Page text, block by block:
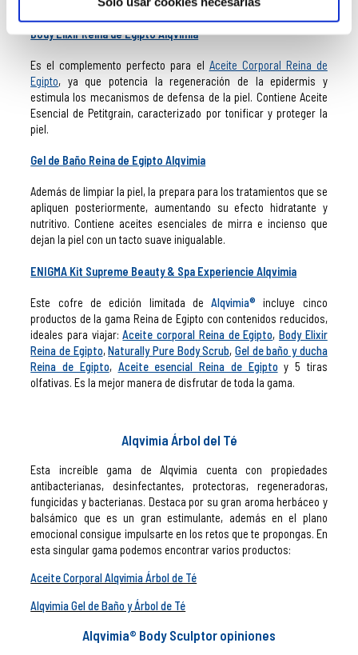
Body Elixir Reina de Egipto Alqvimia
Es el complemento perfecto para el Aceite Corporal Reina de
Egipto, ya que potencia la regeneración de la epidermis y
estimula los mecanismos de defensa de la piel. Contiene Aceite
Esencial de Petitgrain, caracterizado por tonificar y proteger la
piel.
Gel de Baño Reina de Egipto Alqvimia
Además de limpiar la piel, la prepara para los tratamientos que se
apliquen posteriormente, aumentando su efecto hidratante y
nutritivo. Contiene aceites esenciales de mirra e incienso que
dejan la piel con un tacto suave inigualable.
ENIGMA Kit Supreme Beauty & Spa Experiencie Alqvimia
Este cofre de edición limitada deAlqvimia® incluye cinco
productos de la gama Reina de Egipto con contenidos reducidos,
ideales para viajar:Aceite corporal Reina de Egipto,Body Elixir
Reina de Egipto,Naturally Pure Body Scrub,Gel de baño y ducha
Reina de Egipto, Aceite esencial Reina de Egipto y 5 tiras
olfativas. Es la mejor manera de disfrutar de toda la gama.
Alqvimia Árbol del Té
Esta increíble gama de Alqvimia cuenta con propiedades
antibacterianas, desinfectantes, protectoras, regeneradoras,
fungicidas y bacterianas. Destaca por su gran aroma herbáceo y
balsámico que es un gran estimulante, además en el plano
emocional consigue impulsarte en los retos que te propongas. En
esta singular gama podemos encontrar varios productos:
Aceite Corporal Alqvimia Árbol de Té
Alqvimia Gel de Baño y Árbol de Té
Alqvimia® Body Sculptor opiniones